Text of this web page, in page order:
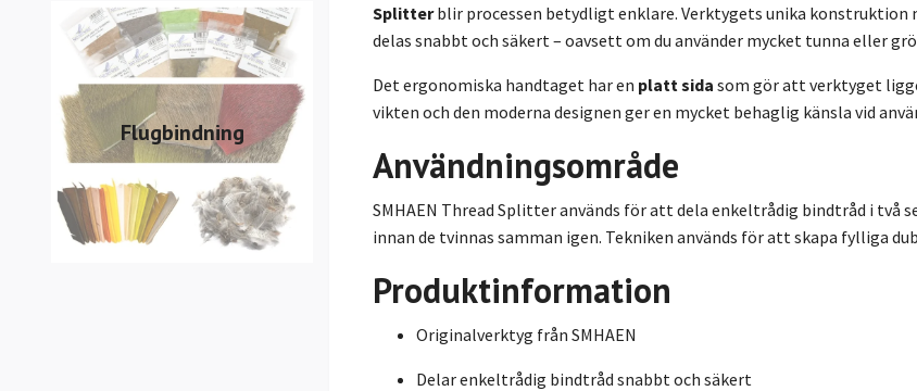
Flugbindning
Splitterblir processen betydligt enklare. Verktygets unika konstruktion
delas snabbt och säkert – oavsett om du använder mycket tunna eller
Det ergonomiska handtaget har en platt sida som gör att verktyget
vikten och den moderna designen ger en mycket behaglig känsla vid
Användningsområde
SMHAEN Thread Splitter används för att dela enkeltrådig bindtråd i
innan de tvinnas samman igen. Tekniken används för att skapa fylliga
Produktinformation
Originalverktyg från SMHAEN
Delar enkeltrådig bindtråd snabbt och säkert